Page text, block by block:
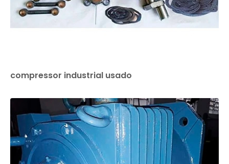
compressor industrial usado